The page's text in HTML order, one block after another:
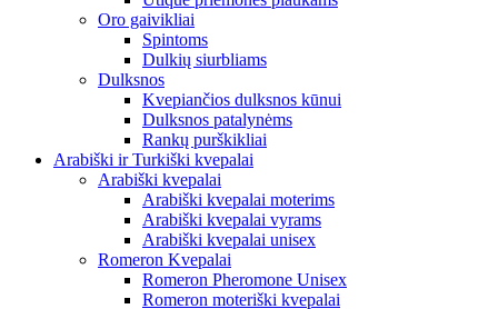
Oro gaivikliai
Spintoms
Dulkių siurbliams
Dulksnos
Kvepiančios dulksnos kūnui
Dulksnos patalynėms
Rankų purškikliai
Arabiški ir Turkiški kvepalai
Arabiški kvepalai
Arabiški kvepalai moterims
Arabiški kvepalai vyrams
Arabiški kvepalai unisex
Romeron Kvepalai
Romeron Pheromone Unisex
Romeron moteriški kvepalai